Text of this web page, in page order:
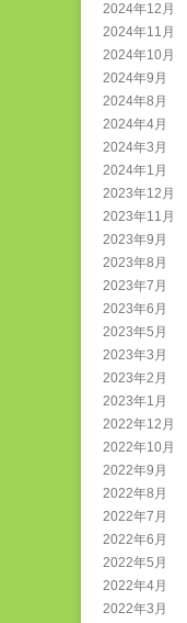
2024年12月
2024年11月
2024年10月
2024年9月
2024年8月
2024年4月
2024年3月
2024年1月
2023年12月
2023年11月
2023年9月
2023年8月
2023年7月
2023年6月
2023年5月
2023年3月
2023年2月
2023年1月
2022年12月
2022年10月
2022年9月
2022年8月
2022年7月
2022年6月
2022年5月
2022年4月
2022年3月